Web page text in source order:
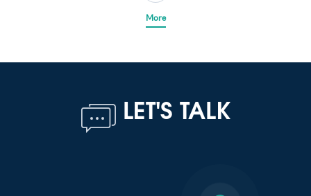
More
LET'S TALK